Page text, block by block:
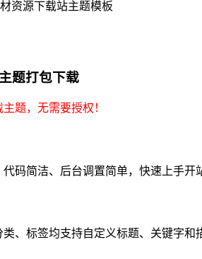
题打包下载
题，无需要授权！
码简洁、后台调置简单，快速上手开
、标签均支持自定义标题、关键字和